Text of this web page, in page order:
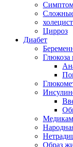
Цирроз
Диабет
Глюкоза
Образ